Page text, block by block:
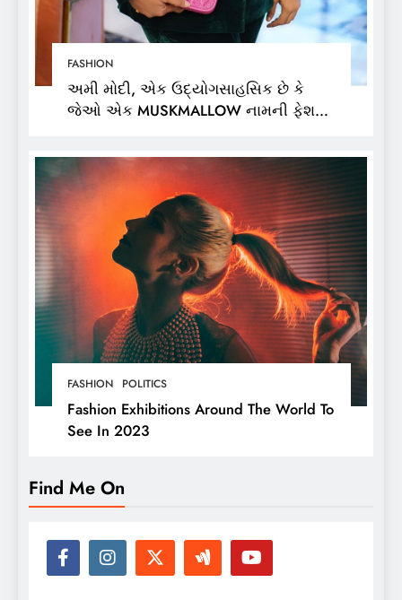
FASHION
અમી મોદી, એક ઉદ્યોગસાહસિક છે કે
જેઓ એક MUSKMALLOW નામની ફેશન
FASHION POLITICS
Fashion Exhibitions Around The World To
See In 2023
Find Me On